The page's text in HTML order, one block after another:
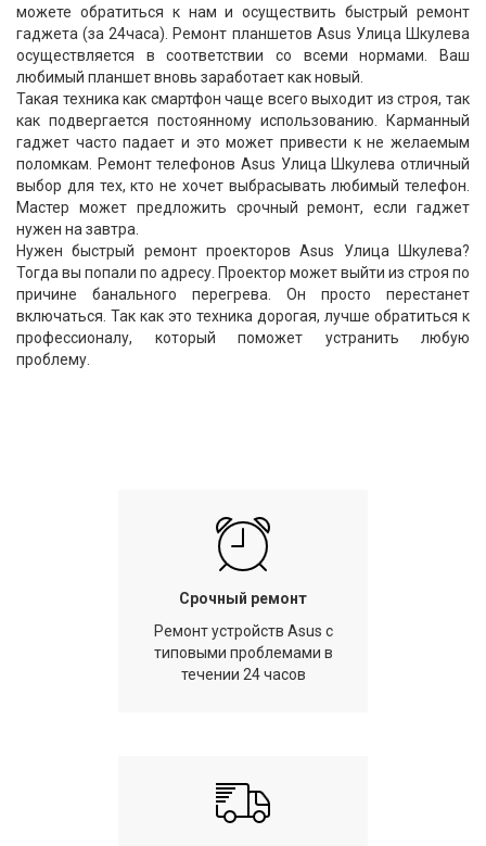
можете обратиться к нам и осуществить быстрый ремонт
гаджета (за 24часа). Ремонт планшетов Asus Улица Шкулева
осуществляется в соответствии со всеми нормами. Ваш
любимый планшет вновь заработает как новый.
Такая техника как смартфон чаще всего выходит из строя, так
как подвергается постоянному использованию. Карманный
гаджет часто падает и это может привести к не желаемым
поломкам. Ремонт телефонов Asus Улица Шкулева отличный
выбор для тех, кто не хочет выбрасывать любимый телефон.
Мастер может предложить срочный ремонт, если гаджет
нужен на завтра.
Нужен быстрый ремонт проекторов Asus Улица Шкулева?
Тогда вы попали по адресу. Проектор может выйти из строя по
причине банального перегрева. Он просто перестанет
включаться. Так как это техника дорогая, лучше обратиться к
профессионалу, который поможет устранить любую
проблему.
Срочный ремонт
Ремонт устройств Asus с
типовыми проблемами в
течении 24 часов